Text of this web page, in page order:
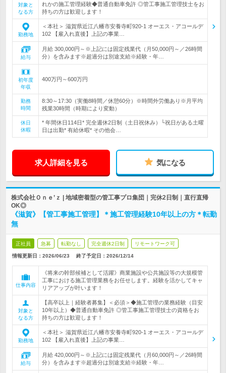
対象と
なる方
れかの施工管理経験◆普通自動車免許 ◎管工事施工管理技士をお
持ちの方は歓迎します！
勤務地
＜本社＞ 滋賀県近江八幡市安養寺町920-1 オーエス・アコールデ
102 【雇入れ直後】上記の事業…
給与
月給 300,000円～※上記には固定残業代（月50,000円～／26時間
分）を含みます※超過分は別途支給※経験・年…
初年度
年収
400万円～600万円
勤務
時間
8:30～17:30（実働8時間／休憩60分）※時間外労働あり※月平均
残業30時間（時期により変動）
休日
休暇
* 年間休日114日* 完全週休2日制（土日祝休み）└祝日がある土曜
日は出勤* 有給休暇* その他会…
求人詳細を見る 気になる
株式会社Ｏｎｅ’ｚ | 地域密着型の管工事プロ集団｜完休2日制｜直行直帰
OK◎
《滋賀》【管工事施工管理】＊施工管理経験10年以上の方＊転勤
無
正社員 急募 転勤なし 完全週休2日制 リモートワーク可
情報更新日：2026/06/23 終了予定日： 2026/12/14
仕事内容
《将来の幹部候補として活躍》商業施設や公共施設等の大規模管
工事における施工管理業務をお任せします。経験を活かしてキャ
リアアップが叶います！
対象と
なる方
【高卒以上｜経験者募集】＜必須＞◆施工管理の業務経験（目安
10年以上）◆普通自動車免許 ◎管工事施工管理技士の資格をお
持ちの方は歓迎します！
勤務地
＜本社＞ 滋賀県近江八幡市安養寺町920-1 オーエス・アコールデ
102 【雇入れ直後】上記の事業…
給与
月給 420,000円～※上記には固定残業代（月60,000円～／26時間
分）を含みます※超過分は別途支給※経験・年…